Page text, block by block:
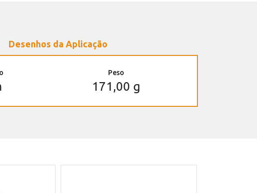
Desenhos da Aplicação
Peso
171,00 g